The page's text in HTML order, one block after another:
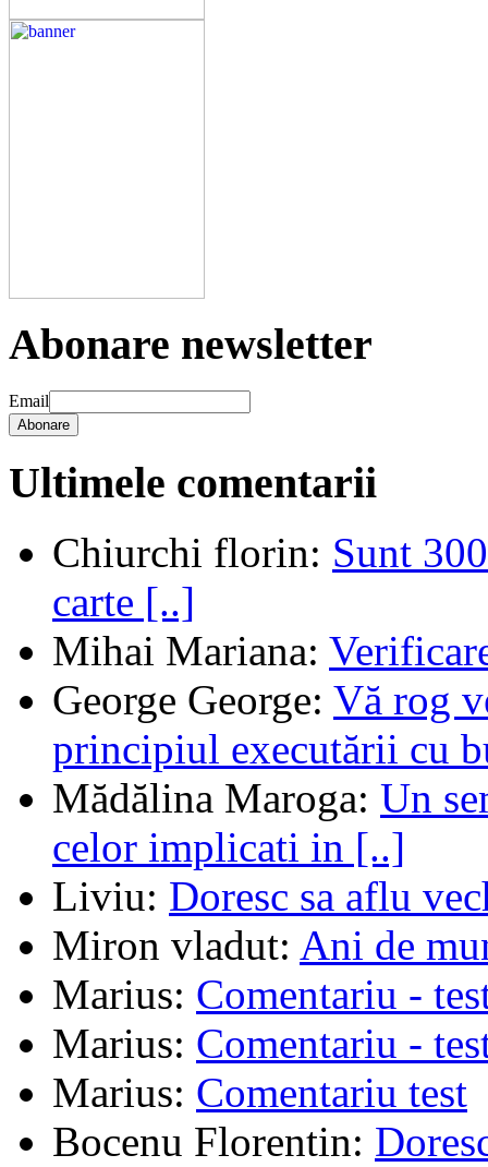
Abonare newsletter
Email
Abonare
Ultimele comentarii
Chiurchi florin: Sunt
carte [..]
Mihai Mariana:
George George: Vă rog
principiul executării cu
Mădălina Maroga: Un
celor implicati in [..]
Liviu: Doresc sa aflu
Miron vladut: Ani de
Marius: Comentariu -
Marius: Comentariu -
Marius: Comentariu test
Bocenu Florentin: